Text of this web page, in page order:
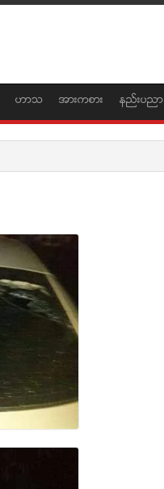
ဟာသ အားကစား နည္းပညာ